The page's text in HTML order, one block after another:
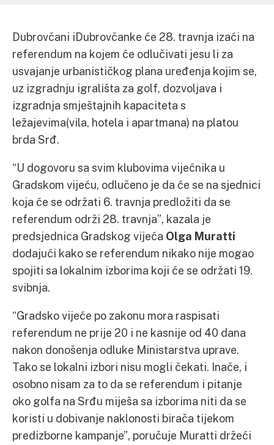
Dubrovčani iDubrovčanke će 28. travnja izaći na
referendum na kojem će odlučivati jesu li za
usvajanje urbanističkog plana uređenja kojim se,
uz izgradnju igrališta za golf, dozvoljava i
izgradnja smještajnih kapaciteta s
ležajevima(vila, hotela i apartmana) na platou
brda Srđ.
“U dogovoru sa svim klubovima vijećnika u
Gradskom vijeću, odlučeno je da će se na sjednici
koja će se održati 6. travnja predložiti da se
referendum održi 28. travnja”, kazala je
predsjednica Gradskog vijeća Olga Muratti
dodajući kako se referendum nikako nije mogao
spojiti sa lokalnim izborima koji će se održati 19.
svibnja.
“Gradsko vijeće po zakonu mora raspisati
referendum ne prije 20 i ne kasnije od 40 dana
nakon donošenja odluke Ministarstva uprave.
Tako se lokalni izbori nisu mogli čekati. Inače, i
osobno nisam za to da se referendum i pitanje
oko golfa na Srđu miješa sa izborima niti da se
koristi u dobivanje naklonosti birača tijekom
predizborne kampanje”, poručuje Muratti držeći